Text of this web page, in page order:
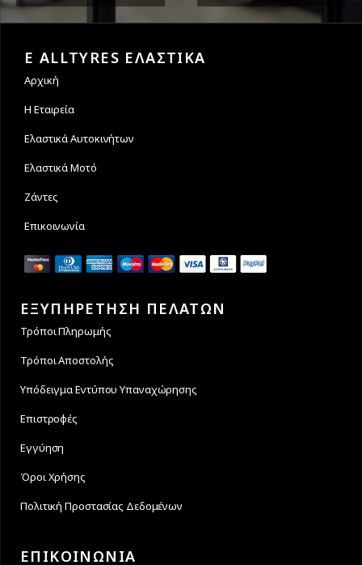
E ALLTYRES ΕΛΑΣΤΙΚΑ
Αρχική
Η Εταιρεία
Ελαστικά Αυτοκινήτων
Ελαστικά Μοτό
Ζάντες
Επικοινωνία
ΕΞΥΠΗΡΕΤΗΣΗ ΠΕΛΑΤΩΝ
Τρόποι Πληρωμής
Τρόποι Αποστολής
Υπόδειγμα Εντύπου Υπαναχώρησης
Επιστροφές
Εγγύηση
Όροι Χρήσης
Πολιτική Προστασίας Δεδομένων
ΕΠΙΚΟΙΝΩΝΙΑ